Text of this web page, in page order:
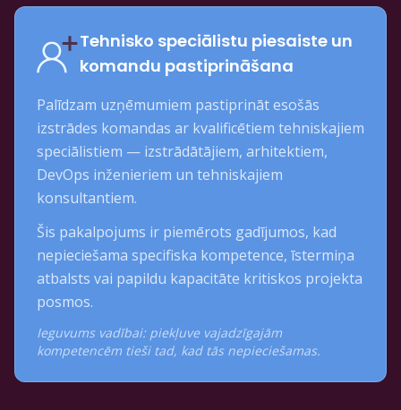
Tehnisko speciālistu piesaiste un
komandu pastiprināšana
Palīdzam uzņēmumiem pastiprināt esošās
izstrādes komandas ar kvalificētiem tehniskajiem
speciālistiem — izstrādātājiem, arhitektiem,
DevOps inženieriem un tehniskajiem
konsultantiem.
Šis pakalpojums ir piemērots gadījumos, kad
nepieciešama specifiska kompetence, īstermiņa
atbalsts vai papildu kapacitāte kritiskos projekta
posmos.
Ieguvums vadībai: piekļuve vajadzīgajām
kompetencēm tieši tad, kad tās nepieciešamas.